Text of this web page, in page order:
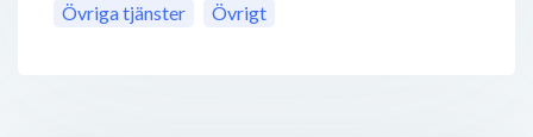
Övriga tjänster
Övrigt